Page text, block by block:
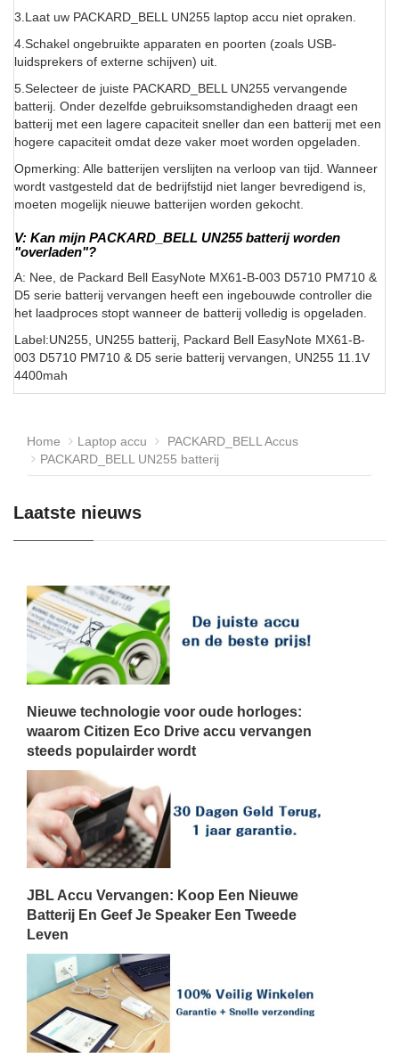
3.Laat uw PACKARD_BELL UN255 laptop accu niet opraken.
4.Schakel ongebruikte apparaten en poorten (zoals USB-
luidsprekers of externe schijven) uit.
5.Selecteer de juiste PACKARD_BELL UN255 vervangende
batterij. Onder dezelfde gebruiksomstandigheden draagt een
batterij met een lagere capaciteit sneller dan een batterij met een
hogere capaciteit omdat deze vaker moet worden opgeladen.
Opmerking: Alle batterijen verslijten na verloop van tijd. Wanneer
wordt vastgesteld dat de bedrijfstijd niet langer bevredigend is,
moeten mogelijk nieuwe batterijen worden gekocht.
V: Kan mijn PACKARD_BELL UN255 batterij worden
"overladen"?
A: Nee, de Packard Bell EasyNote MX61-B-003 D5710 PM710 &
D5 serie batterij vervangen heeft een ingebouwde controller die
het laadproces stopt wanneer de batterij volledig is opgeladen.
Label:UN255, UN255 batterij, Packard Bell EasyNote MX61-B-
003 D5710 PM710 & D5 serie batterij vervangen, UN255 11.1V
4400mah
Home Laptop accu
PACKARD_BELL Accus
PACKARD_BELL UN255 batterij
Laatste nieuws
Nieuwe technologie voor oude horloges:
waarom Citizen Eco Drive accu vervangen
steeds populairder wordt
JBL Accu Vervangen: Koop Een Nieuwe
Batterij En Geef Je Speaker Een Tweede
Leven